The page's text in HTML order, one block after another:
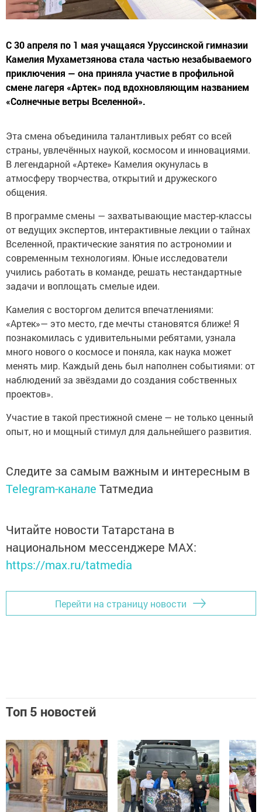
С 30 апреля по 1 мая учащаяся Уруссинской гимназии
Камелия Мухаметзянова стала частью незабываемого
приключения — она приняла участие в профильной
смене лагеря «Артек» под вдохновляющим названием
«Солнечные ветры Вселенной».
Эта смена объединила талантливых ребят со всей
страны, увлечённых наукой, космосом и инновациями.
В легендарной «Артеке» Камелия окунулась в
атмосферу творчества, открытий и дружеского
общения.
В программе смены — захватывающие мастер‑классы
от ведущих экспертов, интерактивные лекции о тайнах
Вселенной, практические занятия по астрономии и
современным технологиям. Юные исследователи
учились работать в команде, решать нестандартные
задачи и воплощать смелые идеи.
Камелия с восторгом делится впечатлениями:
«Артек»— это место, где мечты становятся ближе! Я
познакомилась с удивительными ребятами, узнала
много нового о космосе и поняла, как наука может
менять мир. Каждый день был наполнен событиями: от
наблюдений за звёздами до создания собственных
проектов».
Участие в такой престижной смене — не только ценный
опыт, но и мощный стимул для дальнейшего развития.
Следите за самым важным и интересным в
Telegram-канале Татмедиа
Читайте новости Татарстана в
национальном мессенджере MАХ:
https://max.ru/tatmedia
Перейти на страницу новости
Топ 5 новостей